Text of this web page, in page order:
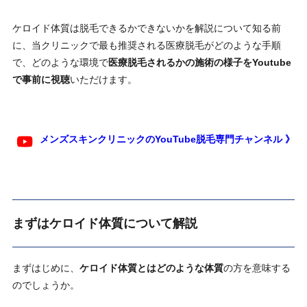
ケロイド体質は脱毛できるかできないかを解説について知る前
に、当クリニックで最も推奨される医療脱毛がどのような手順
で、どのような環境で医療脱毛されるかの施術の様子をYoutube
で事前に視聴いただけます。
メンズスキンクリニックのYouTube脱毛専門チャンネル 》
まずはケロイド体質について解説
まずはじめに、 ケロイド体質とはどのような体質の方を意味する
のでしょうか。